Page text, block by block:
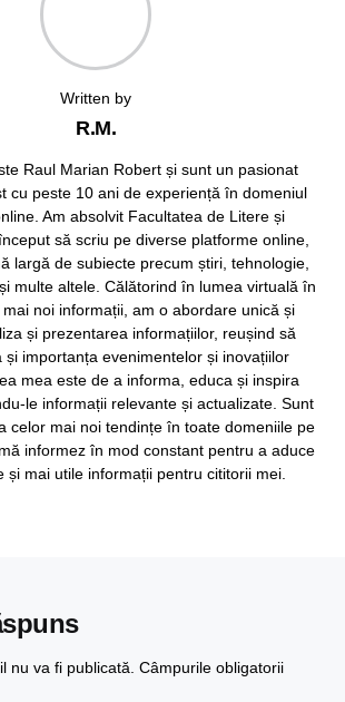
Written by
R.M.
Raul Marian Robert și sunt un pasionat
cu peste 10 ani de experiență în domeniul
Am absolvit Facultatea de Litere și
să scriu pe diverse platforme online,
largă de subiecte precum știri, tehnologie,
multe altele. Călătorind în lumea virtuală în
noi informații, am o abordare unică și
și prezentarea informațiilor, reușind să
și importanța evenimentelor și inovațiilor
mea este de a informa, educa și inspira
le informații relevante și actualizate. Sunt
celor mai noi tendințe în toate domeniile pe
informez în mod constant pentru a aduce
și mai utile informații pentru cititorii mei.
nu va fi publicată. Câmpurile obligatorii